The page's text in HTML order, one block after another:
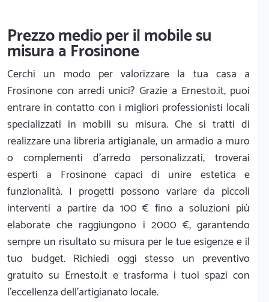
Prezzo medio per il mobile su
misura a Frosinone
Cerchi un modo per valorizzare la tua casa a
Frosinone con arredi unici? Grazie a Ernesto.it, puoi
entrare in contatto con i migliori professionisti locali
specializzati in mobili su misura. Che si tratti di
realizzare una libreria artigianale, un armadio a muro
o complementi d'arredo personalizzati, troverai
esperti a Frosinone capaci di unire estetica e
funzionalità. I progetti possono variare da piccoli
interventi a partire da 100 € fino a soluzioni più
elaborate che raggiungono i 2000 €, garantendo
sempre un risultato su misura per le tue esigenze e il
tuo budget. Richiedi oggi stesso un preventivo
gratuito su Ernesto.it e trasforma i tuoi spazi con
l'eccellenza dell'artigianato locale.